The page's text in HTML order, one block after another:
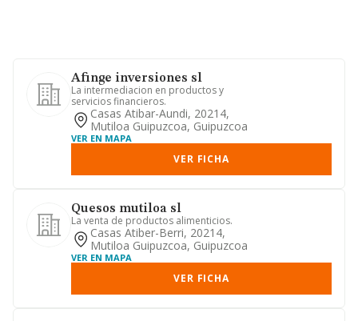
Afinge inversiones sl
La intermediacion en productos y
servicios financieros.
Casas Atibar-Aundi, 20214,
Mutiloa Guipuzcoa, Guipuzcoa
VER EN MAPA
VER FICHA
Quesos mutiloa sl
La venta de productos alimenticios.
Casas Atiber-Berri, 20214,
Mutiloa Guipuzcoa, Guipuzcoa
VER EN MAPA
VER FICHA